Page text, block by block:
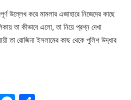
উল্লেখ করে মামলার এজাহারে নিজেদের কাছে
তা কীভাবে এলো, তা নিয়ে প্রশ্ন দেখা
তা রোজিনা ইসলামের কাছ থেকে পুলিশ উদ্ধার